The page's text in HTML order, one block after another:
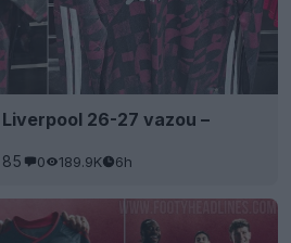
26-27 vazou –
85 0 189.9K 6h